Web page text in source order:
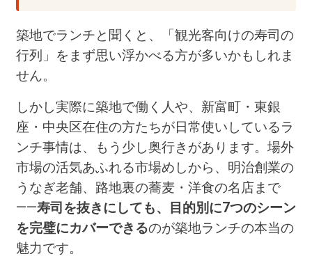
築地でランチと聞くと、「観光客向けの寿司の
行列」をまず思い浮かべる方が多いかもしれま
せん。
しかし実際に築地で働く人や、新富町・東銀
座・中央区在住の方たちが日常使いしているラ
ンチ事情は、もう少し奥行きがあります。場外
市場の活気あふれる市場めしから、明治創業の
うなぎ老舗、路地裏の蕎麦・洋食の名店まで
——寿司を抜きにしても、目的別に7つのシーン
を完璧にカバーできるのが築地ランチの本当の
魅力です。